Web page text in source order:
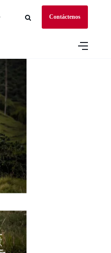
Contáctenos